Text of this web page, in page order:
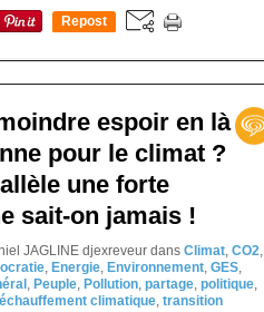
Repost
espoir en là
pour le climat ?
une forte
sait-on jamais !
JAGLINE djexreveur dans Climat, CO2,
, Energie, Environnement, GES,
, Peuple, Pollution, partage, politique,
climatique, transition